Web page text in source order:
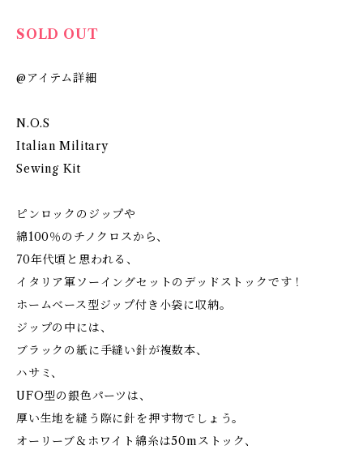
SOLD OUT
@アイテム詳細
N.O.S
Italian Military
Sewing Kit
ピンロックのジップや
綿100％のチノクロスから、
70年代頃と思われる、
イタリア軍ソーイングセットのデッドストックです！
ホームベース型ジップ付き小袋に収納。
ジップの中には、
ブラックの紙に手縫い針が複数本、
ハサミ、
UFO型の銀色パーツは、
厚い生地を縫う際に針を押す物でしょう。
オーリーブ＆ホワイト綿糸は50mストック、